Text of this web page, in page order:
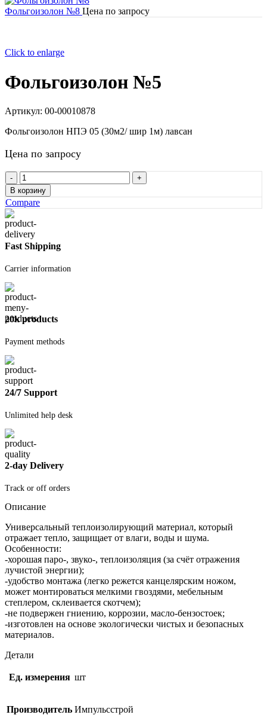
Фольгоизолон №8 Цена по запросу
Click to enlarge
Фольгоизолон №5
Артикул: 00-00010878
Фольгоизолон НПЭ 05 (30м2/ шир 1м) лавсан
Цена по запросу
Количество
товара
Фольгоизолон
№5
В корзину
Compare
Fast Shipping
Carrier information
20k products
Payment methods
24/7 Support
Unlimited help desk
2-day Delivery
Track or off orders
Описание
Универсальный теплоизолирующий материал, который
отражает тепло, защищает от влаги, воды и шума.
Особенности:
-хорошая паро-, звуко-, теплоизоляция (за счёт отражения
лучистой энергии);
-удобство монтажа (легко режется канцелярским ножом,
может монтироваться мелкими гвоздями, мебельным
степлером, склеивается скотчем);
-не подвержен гниению, коррозии, масло-бензостоек;
-изготовлен на основе экологически чистых и безопасных
материалов.
Детали
Ед. измерения шт
Производитель Импульсстрой